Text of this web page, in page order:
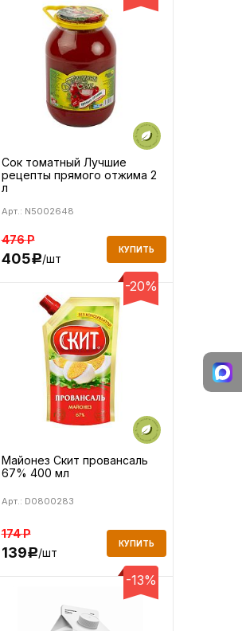
Сок томатный Лучшие
рецепты прямого отжима 2
л
Арт.: N5002648
476Р
405Р/шт
КУПИТЬ
-20%
Майонез Скит провансаль
67% 400 мл
Арт.: D0800283
174Р
139Р/шт
КУПИТЬ
-13%